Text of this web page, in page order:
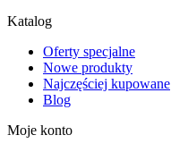
Katalog
Oferty specjalne
Nowe produkty
Najczęściej kupowane
Blog
Moje konto